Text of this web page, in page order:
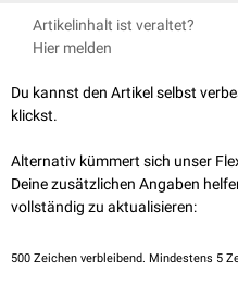
Bereitschaft zurintrauterinen
Zu den Nabelschnurkomplikationen
Nabelschnurvorliegen
Nabelschnurumschlingung,
Nabelschnurknoten
Artikelinhalt ist veraltet?
Hier melden
Du kannst den Artikel selbst
klickst.
Alternativ kümmert sich unser
Deine zusätzlichen Angaben
vollständig zu aktualisieren:
500 Zeichen verbleibend. Mindestens 5